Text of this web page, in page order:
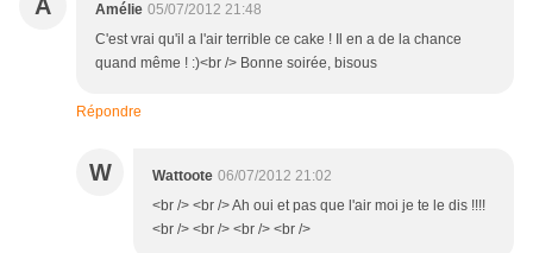
A Amélie 05/07/2012 21:48
C'est vrai qu'il a l'air terrible ce cake ! Il en a de la chance
quand même ! :)<br /> Bonne soirée, bisous
Répondre
W Wattoote 06/07/2012 21:02
<br /> <br /> Ah oui et pas que l'air moi je te le dis !!!!
<br /> <br /> <br /> <br />